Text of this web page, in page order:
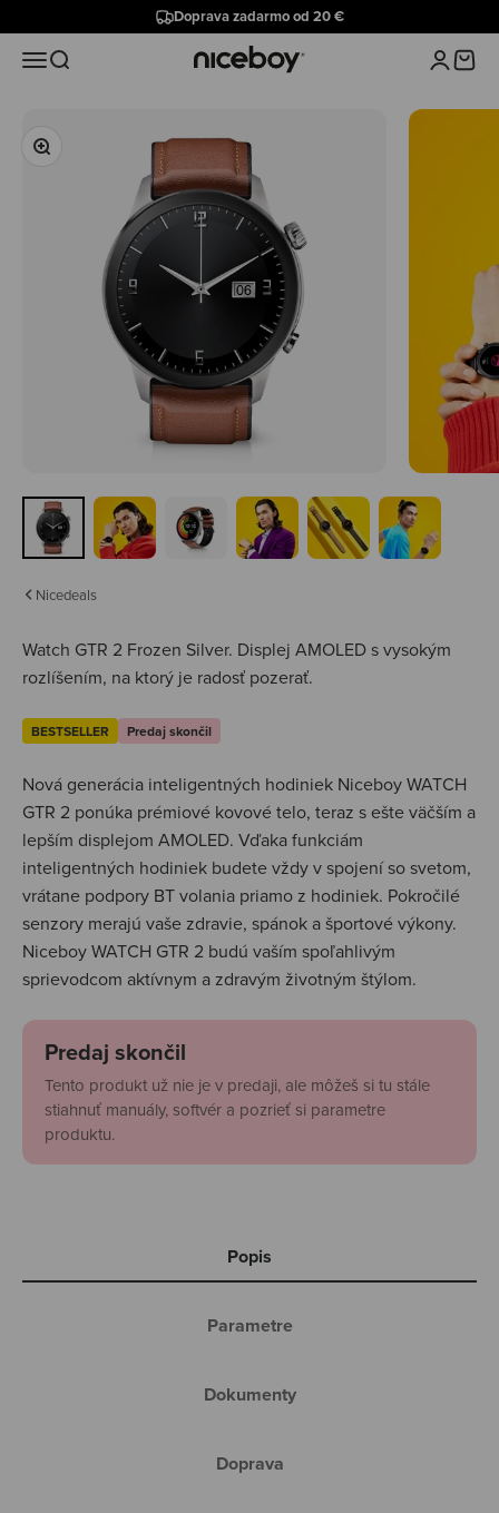
Doprava zadarmo od 20 €
MenuHľadať Niceboy Prihlásiť
Košík
Priblížiť
Nicedeals
Watch GTR 2 Frozen Silver. Displej AMOLED s vysokým
rozlíšením, na ktorý je radosť pozerať.
BESTSELLER Predaj skončil
Nová generácia inteligentných hodiniek Niceboy WATCH
GTR 2 ponúka prémiové kovové telo, teraz s ešte väčším a
lepším displejom AMOLED. Vďaka funkciám
inteligentných hodiniek budete vždy v spojení so svetom,
vrátane podpory BT volania priamo z hodiniek. Pokročilé
senzory merajú vaše zdravie, spánok a športové výkony.
Niceboy WATCH GTR 2 budú vaším spoľahlivým
sprievodcom aktívnym a zdravým životným štýlom.
Predaj skončil
Tento produkt už nie je v predaji, ale môžeš si tu stále
stiahnuť manuály, softvér a pozrieť si parametre
produktu.
Popis
Parametre
Dokumenty
Doprava